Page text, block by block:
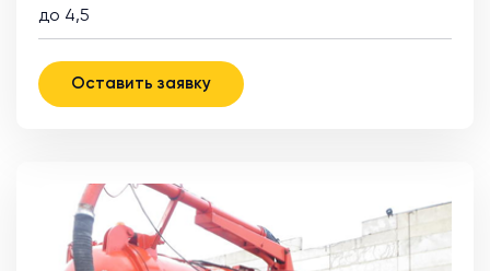
до 4,5
Оставить заявку